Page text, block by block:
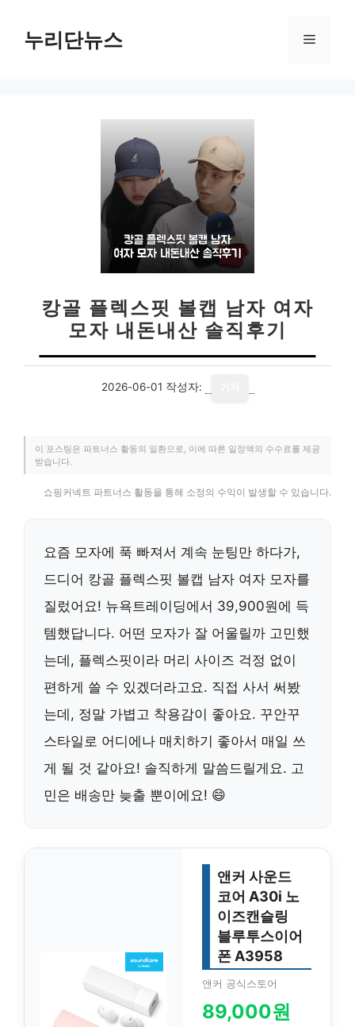
누리단뉴스 메
캉골 플렉스핏 볼캡 남자 여자
모자 내돈내산 솔직후기
2026-06-01 작성자:
이 포스팅은 파트너스 활동의 일환으로, 이에 따른 일정액의 수수료를 제공
받습니다.
쇼핑커넥트 파트너스 활동을 통해 소정의 수익이 발생할 수 있습니다.
요즘 모자에 푹 빠져서 계속 눈팅만 하다가,
드디어 캉골 플렉스핏 볼캡 남자 여자 모자를
질렀어요! 뉴욕트레이딩에서 39,900원에 득
템했답니다. 어떤 모자가 잘 어울릴까 고민했
는데, 플렉스핏이라 머리 사이즈 걱정 없이
편하게 쓸 수 있겠더라고요. 직접 사서 써봤
는데, 정말 가볍고 착용감이 좋아요. 꾸안꾸
스타일로 어디에나 매치하기 좋아서 매일 쓰
게 될 것 같아요! 솔직하게 말씀드릴게요. 고
민은 배송만 늦출 뿐이에요! 😄
앤커 사운드
코어 A30i 노
이즈캔슬링
블루투스이어
폰 A3958
앤커 공식스토어
89,000원